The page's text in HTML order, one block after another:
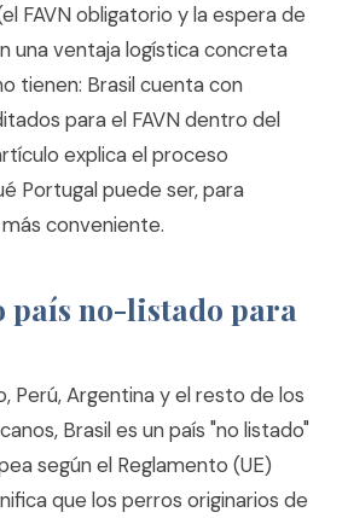
FAVN obligatorio y la espera de
una ventaja logística concreta
tienen: Brasil cuenta con
para el FAVN dentro del
explica el proceso
Portugal puede ser, para
conveniente.
país no-listado para
Perú, Argentina y el resto de los
Brasil es un país "no listado"
según el Reglamento (UE)
que los perros originarios de